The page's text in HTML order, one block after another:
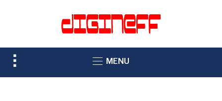
TOGGLE
SIDEBAR
MENU